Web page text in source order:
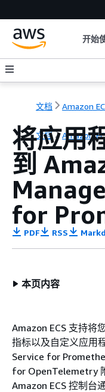
开始
文档 Amazon
文档 Amazon
将应用
到
for
PDF RSS
本页内容
Amazon ECS 支持将
指标以及自定义应用
Service for
for OpenTelemetry
Amazon ECS 控制台